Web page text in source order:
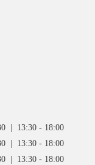
| 13:30 - 18:00
| 13:30 - 18:00
| 13:30 - 18:00